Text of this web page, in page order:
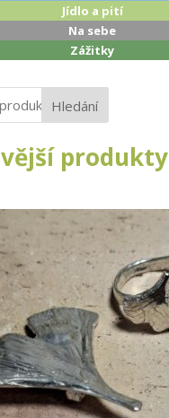
Jídlo a pití
Na sebe
Zážitky
Hledání
produkty